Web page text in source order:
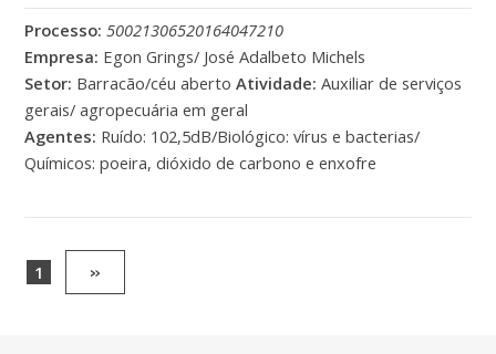
Processo: 50021306520164047210
Empresa: Egon Grings/ José Adalbeto Michels
Setor: Barracão/céu aberto Atividade: Auxiliar de serviços
gerais/ agropecuária em geral
Agentes: Ruído: 102,5dB/Biológico: vírus e bacterias/
Químicos: poeira, dióxido de carbono e enxofre
1 »